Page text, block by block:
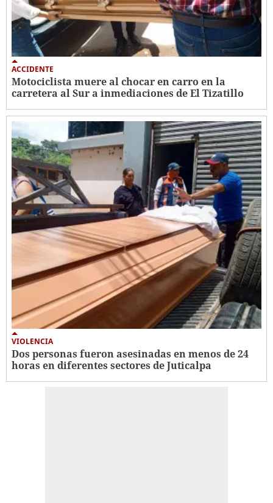
ACCIDENTE
Motociclista muere al chocar en carro en la
carretera al Sur a inmediaciones de El Tizatillo
VIOLENCIA
Dos personas fueron asesinadas en menos de 24
horas en diferentes sectores de Juticalpa